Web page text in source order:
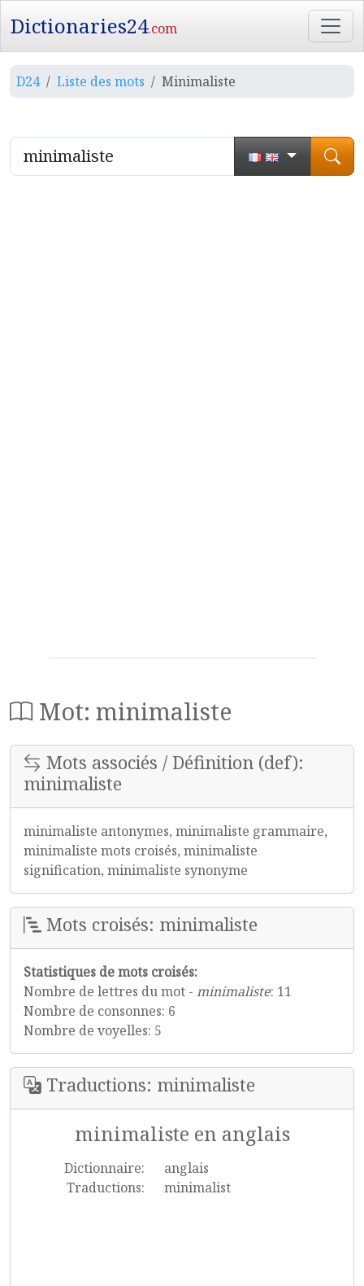
Dictionaries24.com
D24 Liste des mots Minimaliste
Mot: minimaliste
Mots associés / Définition (def):
minimaliste
minimaliste antonymes, minimaliste grammaire,
minimaliste mots croisés, minimaliste
signification, minimaliste synonyme
Mots croisés: minimaliste
Statistiques de mots croisés:
Nombre de lettres du mot - minimaliste: 11
Nombre de consonnes: 6
Nombre de voyelles: 5
Traductions: minimaliste
minimaliste en anglais
Dictionnaire:
anglais
Traductions:
minimalist